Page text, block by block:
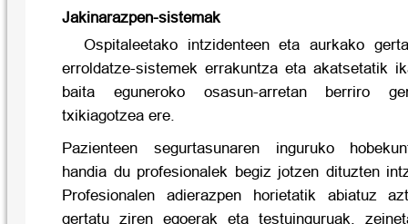
Jakinarazpen-sistemak
Ospitaleetako intzidenteen eta aurkako
erroldatze-sistemek errakuntza eta akatsetatik
baita eguneroko osasun-arretan berriro
txikiagotzea ere.
Pazienteen segurtasunaren inguruko
handia du profesionalek begiz jotzen dituzten
Profesionalen adierazpen horietatik abiatuz
gertatu ziren egoerak eta testuinguruak,